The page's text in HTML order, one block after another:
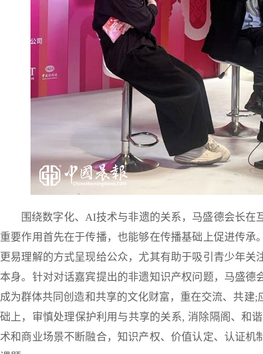
围绕数字化、AI技术与非遗的关系，马盛德会长
重要作用首先在于传播，也能够在传播基础上促进传
更易理解的方式呈现给公众，尤其有助于吸引青少年
本身。针对对话嘉宾提出的非遗知识产权问题，马盛
成为群体共同创造和共享的文化财富，重在交流、共建
础上，审慎处理保护利用与共享的关系, 消除隔阁、和
术和商业场景不断融合，知识产权、价值认定、认证